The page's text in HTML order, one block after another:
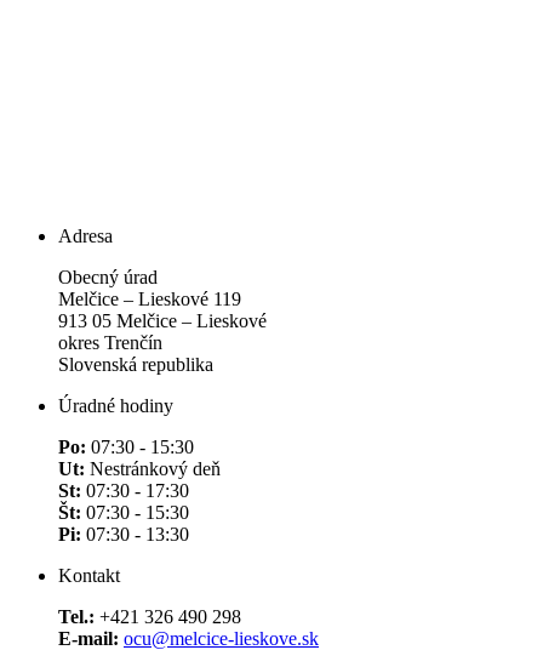
Adresa
Obecný úrad
Melčice – Lieskové 119
913 05 Melčice – Lieskové
okres Trenčín
Slovenská republika
Úradné hodiny
Po: 07:30 - 15:30
Ut: Nestránkový deň
St: 07:30 - 17:30
Št: 07:30 - 15:30
Pi: 07:30 - 13:30
Kontakt
Tel.: +421 326 490 298
E-mail: ocu@melcice-lieskove.sk